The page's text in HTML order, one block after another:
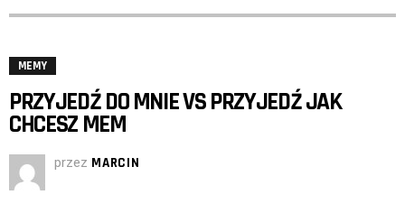
MEMY
PRZYJEDŹ DO MNIE VS PRZYJEDŹ JAK
CHCESZ MEM
przez MARCIN